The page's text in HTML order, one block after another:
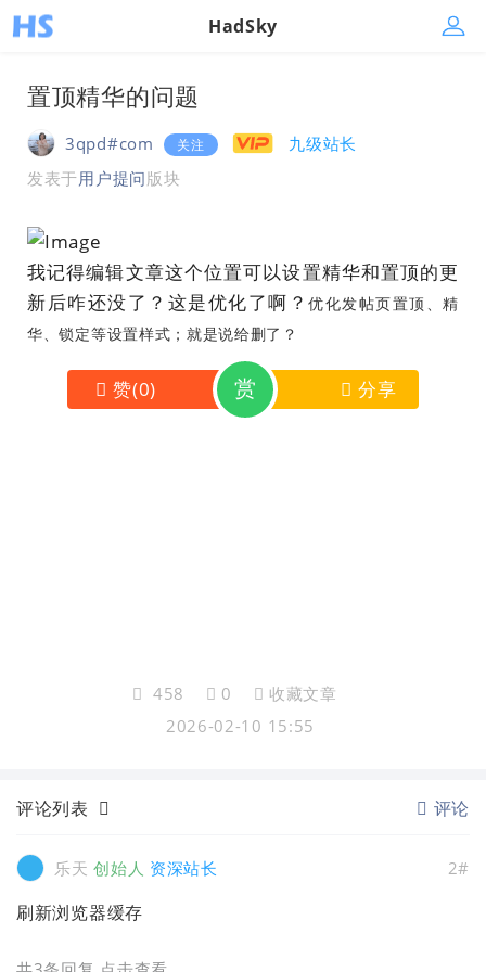
HadSky
置顶精华的问题
3qpd#com 关注
九级站长
发表于用户提问版块
我记得编辑文章这个位置可以设置精华和置顶的更
新后咋还没了？这是优化了啊？优化发帖页置顶、精
华、锁定等设置样式；就是说给删了？
赞(0) 赏 分享
458 0
收藏文章
2026-02-10 15:55
评论列表 评论
乐天 创始人 资深站长 2#
刷新浏览器缓存